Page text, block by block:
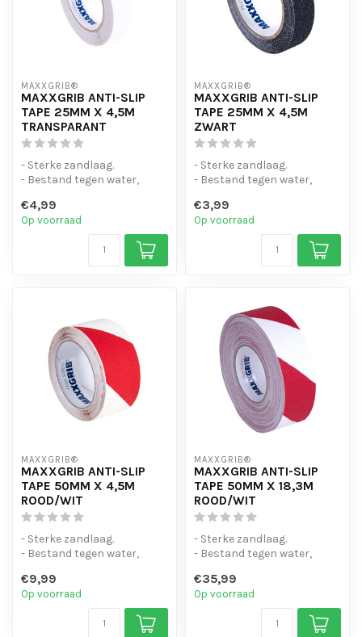
MAXXGRIB®
MAXXGRIB ANTI-SLIP
TAPE 25MM X 4,5M
TRANSPARANT
- Sterke zandlaag.
- Bestand tegen water,
- Is eenvo...
€4,99
Op voorraad
MAXXGRIB®
MAXXGRIB ANTI-SLIP
TAPE 25MM X 4,5M
ZWART
- Sterke zandlaag.
- Bestand tegen water,
- Is eenvo...
€3,99
Op voorraad
MAXXGRIB®
MAXXGRIB ANTI-SLIP
TAPE 50MM X 4,5M
ROOD/WIT
- Sterke zandlaag.
- Bestand tegen water,
- Is eenvo...
€9,99
Op voorraad
MAXXGRIB®
MAXXGRIB ANTI-SLIP
TAPE 50MM X 18,3M
ROOD/WIT
- Sterke zandlaag.
- Bestand tegen water,
- Is eenvo...
€35,99
Op voorraad